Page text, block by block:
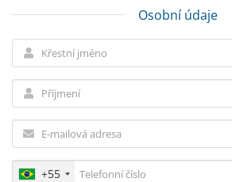
Osobní údaje
+55